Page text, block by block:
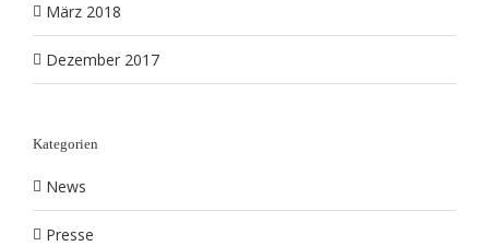
März 2018
Dezember 2017
Kategorien
News
Presse